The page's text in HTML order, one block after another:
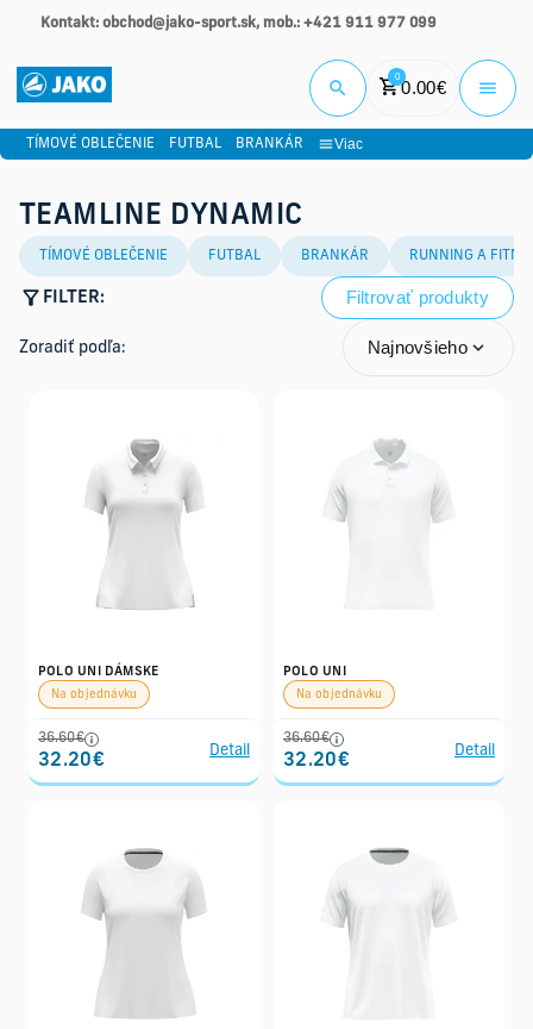
Kontakt: obchod@jako-sport.sk, mob.: +421 911 977 099
0
0.00€
TÍMOVÉ OBLEČENIE FUTBAL BRANKÁR Viac
TEAMLINE DYNAMIC
TÍMOVÉ OBLEČENIE FUTBAL BRANKÁR RUNNING A
FILTER: Filtrovať produkty
Zoradiť podľa: Najnovšieho
POLO UNI DÁMSKE
Na objednávku
36.60€
32.20€
Detail
POLO UNI
Na objednávku
36.60€
32.20€
Detail